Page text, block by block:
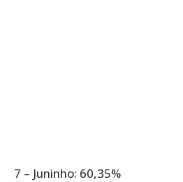
7 – Juninho: 60,35%